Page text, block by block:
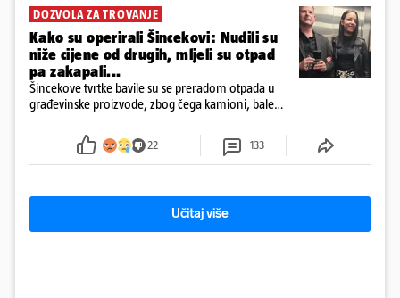
DOZVOLA ZA TROVANJE
Kako su operirali Šincekovi: Nudili su
niže cijene od drugih, mljeli su otpad
pa zakapali...
Šincekove tvrtke bavile su se preradom otpada u
građevinske proizvode, zbog čega kamioni, bale
22 133
Učitaj više